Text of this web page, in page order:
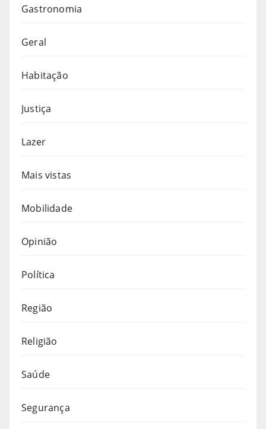
Gastronomia
Geral
Habitação
Justiça
Lazer
Mais vistas
Mobilidade
Opinião
Política
Região
Religião
Saúde
Segurança